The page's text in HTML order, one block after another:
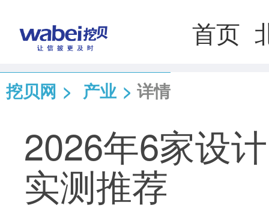
首页
挖贝网 > 产业 > 详情
2026年6家设
实测推荐